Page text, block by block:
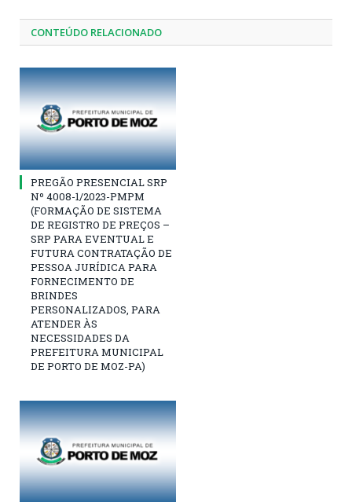
CONTEÚDO RELACIONADO
PREGÃO PRESENCIAL SRP
Nº 4008-1/2023-PMPM
(FORMAÇÃO DE SISTEMA
DE REGISTRO DE PREÇOS –
SRP PARA EVENTUAL E
FUTURA CONTRATAÇÃO DE
PESSOA JURÍDICA PARA
FORNECIMENTO DE
BRINDES
PERSONALIZADOS, PARA
ATENDER ÀS
NECESSIDADES DA
PREFEITURA MUNICIPAL
DE PORTO DE MOZ-PA)